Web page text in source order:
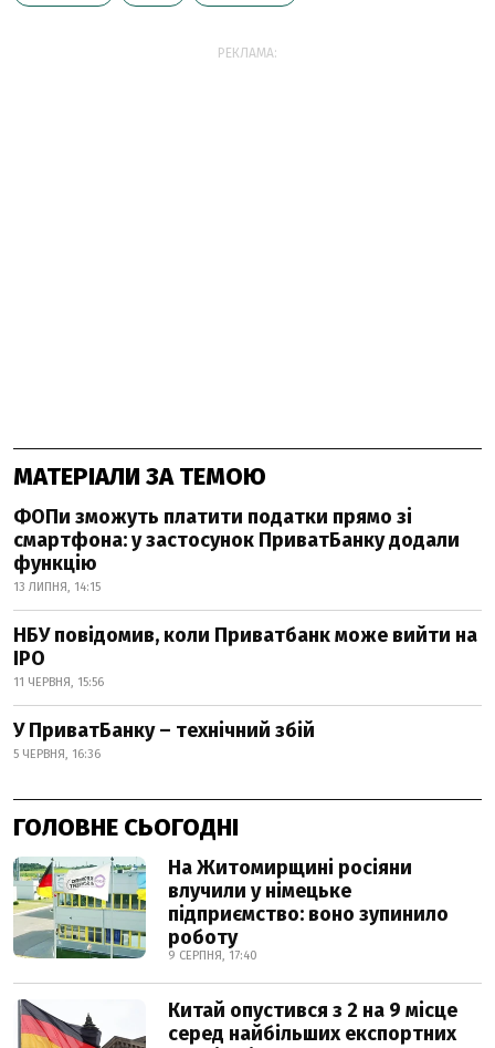
РЕКЛАМА:
МАТЕРІАЛИ ЗА ТЕМОЮ
ФОПи зможуть платити податки прямо зі
смартфона: у застосунок ПриватБанку додали
функцію
13 ЛИПНЯ, 14:15
НБУ повідомив, коли Приватбанк може вийти на
IPO
11 ЧЕРВНЯ, 15:56
У ПриватБанку – технічний збій
5 ЧЕРВНЯ, 16:36
ГОЛОВНЕ СЬОГОДНІ
На Житомирщині росіяни
влучили у німецьке
підприємство: воно зупинило
роботу
9 СЕРПНЯ, 17:40
Китай опустився з 2 на 9 місце
серед найбільших експортних